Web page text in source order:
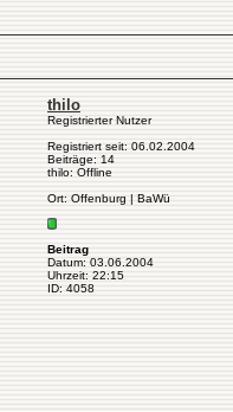
thilo
Registrierter Nutzer
Registriert seit: 06.02.2004
Beiträge: 14
thilo: Offline
Ort: Offenburg | BaWü
Beitrag
Datum: 03.06.2004
Uhrzeit: 22:15
ID: 4058